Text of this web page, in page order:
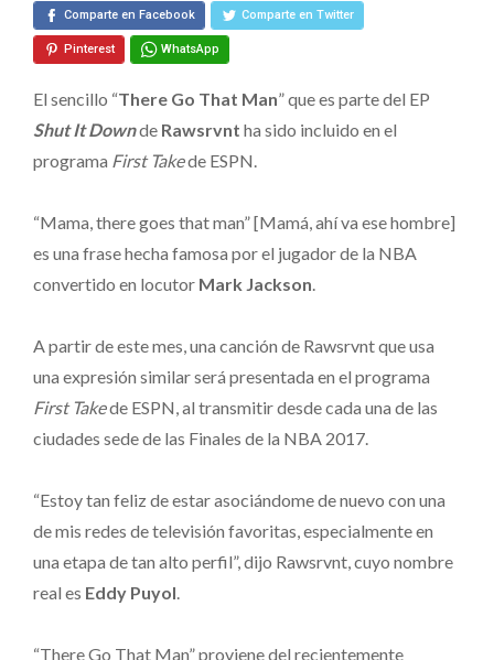
de
Comparte en Facebook Comparte en Twitter
Pinterest WhatsApp
El sencillo “There Go That Man” que es parte del EP
Shut It Downde Rawsrvnt ha sido incluido en el
programa First Takede ESPN.
“Mama, there goes that man” [Mamá, ahí va ese hombre]
es una frase hecha famosa por el jugador de la NBA
convertido en locutor Mark Jackson.
A partir de este mes, una canción de Rawsrvnt que usa
una expresión similar será presentada en el programa
First Takede ESPN, al transmitir desde cada una de las
ciudades sede de las Finales de la NBA 2017.
“Estoy tan feliz de estar asociándome de nuevo con una
de mis redes de televisión favoritas, especialmente en
una etapa de tan alto perfil”, dijo Rawsrvnt, cuyo nombre
real es Eddy Puyol.
“There Go That Man” proviene del recientemente